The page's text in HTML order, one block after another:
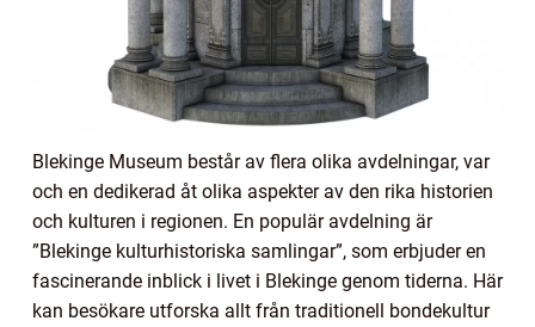
Blekinge Museum består av flera olika avdelningar, var
och en dedikerad åt olika aspekter av den rika historien
och kulturen i regionen. En populär avdelning är
”Blekinge kulturhistoriska samlingar”, som erbjuder en
fascinerande inblick i livet i Blekinge genom tiderna. Här
kan besökare utforska allt från traditionell bondekultur